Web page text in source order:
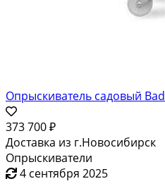
Опрыскиватель садовый
373 700 ₽
Доставка из г.Новосибирск
Опрыскиватели
4 сентября 2025